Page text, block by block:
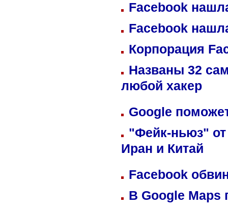
Facebook
Facebook
Корпорация
Названы 32
любой хакер
Google
"Фейк-ньюз" от
Иран и Китай
Facebook
В Google Maps